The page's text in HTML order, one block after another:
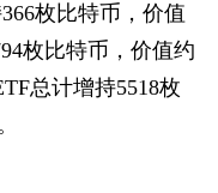
枚比特币，价值
枚比特币，价值约
总计增持5518枚